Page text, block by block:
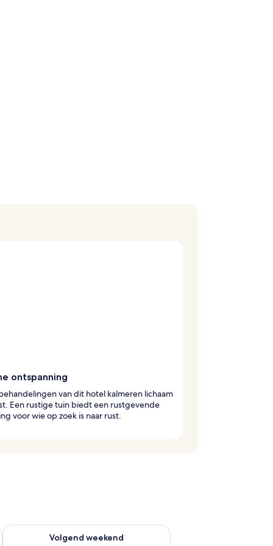
ontspanning
van dit hotel kalmeren lichaam
Een rustige tuin biedt een rustgevende
voor wie op zoek is naar rust.
weekend aug 14 - aug 16
Volgend weekend
De beschikbaarheid controleren voor volgend weekend aug